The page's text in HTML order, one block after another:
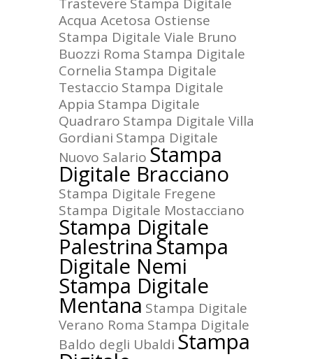
Acqua Acetosa Ostiense
Stampa Digitale Viale Bruno
Buozzi Roma Stampa Digitale
Cornelia Stampa Digitale
Testaccio Stampa Digitale
Appia Stampa Digitale
Quadraro Stampa Digitale Villa
Gordiani Stampa Digitale
Nuovo Salario Stampa
Digitale Bracciano
Stampa Digitale Fregene
Stampa Digitale Mostacciano
Stampa Digitale
PalestrinaStampa
Digitale Nemi
Stampa Digitale
Mentana Stampa Digitale
Verano Roma Stampa Digitale
Baldo degli Ubaldi Stampa